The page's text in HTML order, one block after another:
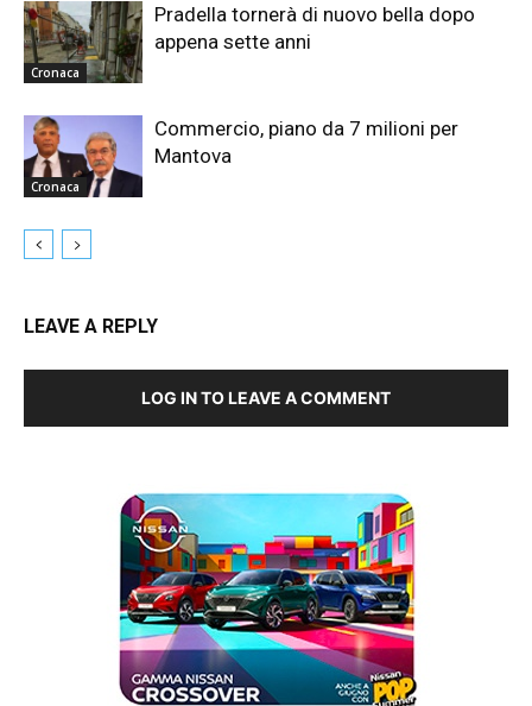
Cronaca
Pradella tornerà di nuovo bella dopo
appena sette anni
Cronaca
Commercio, piano da 7 milioni per
Mantova
LEAVE A REPLY
LOG IN TO LEAVE A COMMENT